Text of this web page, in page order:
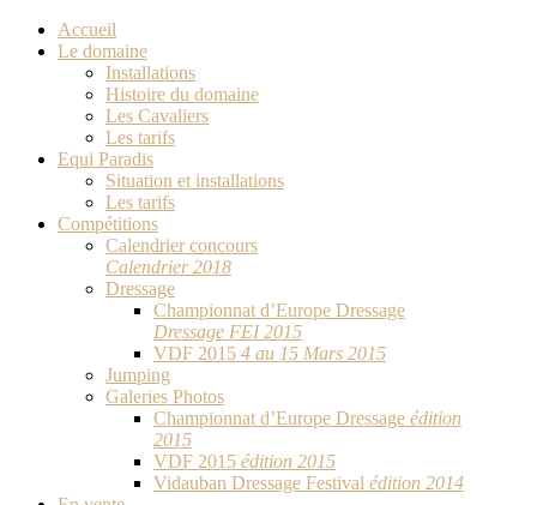
Accueil
Le domaine
Installations
Histoire du domaine
Les Cavaliers
Les tarifs
Equi Paradis
Situation et installations
Les tarifs
Compétitions
Calendrier concours
Calendrier 2018
Dressage
Championnat d’Europe Dressage
Dressage FEI 2015
VDF 2015 4 au 15 Mars 2015
Jumping
Galeries Photos
Championnat d’Europe Dressage édition
2015
VDF 2015 édition 2015
Vidauban Dressage Festival édition 2014